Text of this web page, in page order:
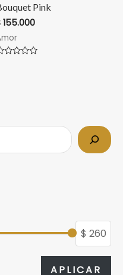
APLICAR
Pink
155.000